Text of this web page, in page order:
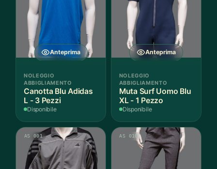
Anteprima
NOLEGGIO
ABBIGLIAMENTO
Canotta Blu Adidas
L - 3 Pezzi
Disponibile
Anteprima
NOLEGGIO
ABBIGLIAMENTO
Muta Surf Uomo Blu
XL - 1 Pezzo
Disponibile
AS 001 AS 010